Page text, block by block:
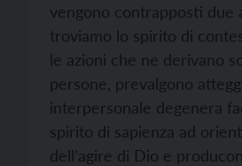
vengono contrapposti due
troviamo lo spirito di
le azioni che ne derivano
persone, prevalgono
interpersonale degenera
spirito di sapienza ad
dell’agire di Dio e